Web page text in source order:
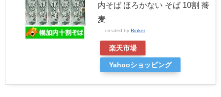
内そば ほろかない そば 10割 蕎
麦
created by Rinker
楽天市場
Yahooショッピング